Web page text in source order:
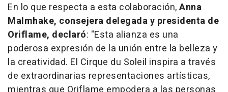
En lo que respecta a esta colaboración,Anna
Malmhake, consejera delegada y presidenta de
Oriflame, declaró: "Esta alianza es una
poderosa expresión de la unión entre la belleza y
la creatividad. El Cirque du Soleil inspira a través
de extraordinarias representaciones artísticas,